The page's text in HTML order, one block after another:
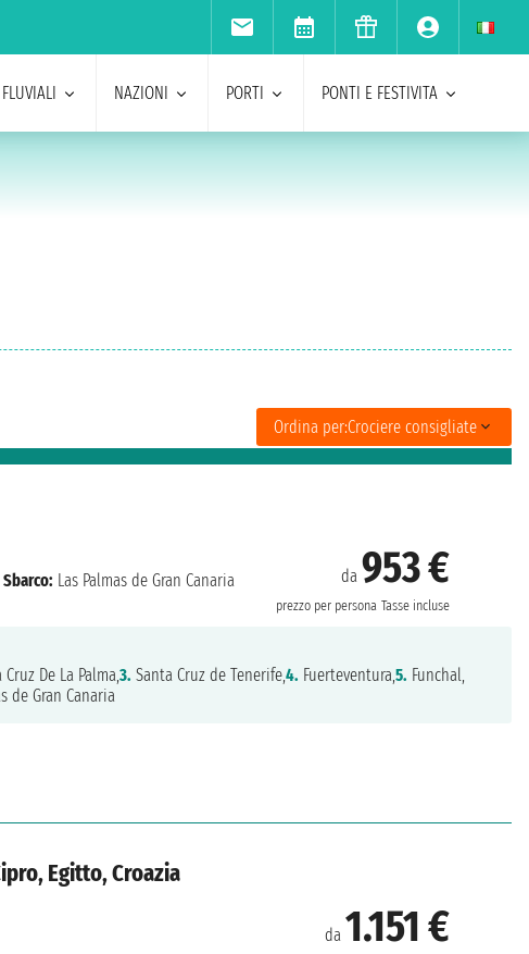
FLUVIALI NAZIONI PORTI PONTI E FESTIVITA
Ordina per:Crociere consigliate
da 953 €
prezzo per persona Tasse incluse
Sbarco: Las Palmas de Gran Canaria
Cruz De La Palma,3. Santa Cruz de Tenerife,4. Fuerteventura,5. Funchal,
de Gran Canaria
Egitto, Croazia
da 1.151 €